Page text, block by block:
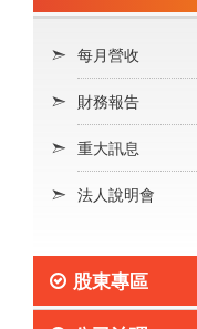
每月營收
財務報告
重大訊息
法人說明會
股東專區